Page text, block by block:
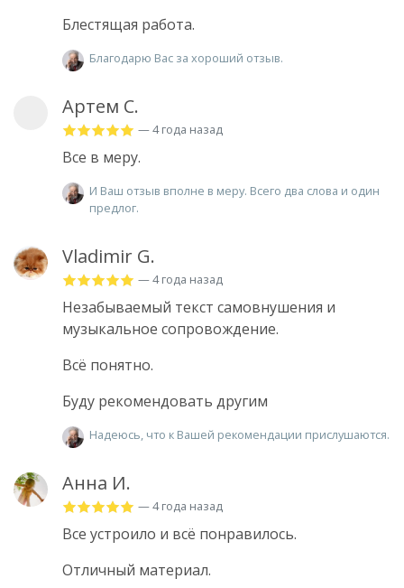
Блестящая работа.
Благодарю Вас за хороший отзыв.
Артем С.
— 4 года назад
Все в меру.
И Ваш отзыв вполне в меру. Всего два слова и один
предлог.
Vladimir G.
— 4 года назад
Незабываемый текст самовнушения и
музыкальное сопровождение.
Всё понятно.
Буду рекомендовать другим
Надеюсь, что к Вашей рекомендации прислушаются.
Анна И.
— 4 года назад
Все устроило и всё понравилось.
Отличный материал.